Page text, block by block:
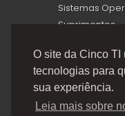
O site da Cinco
tecnologias para
sua experiência.
Leia mais sobre
Sistemas
Suprimentos